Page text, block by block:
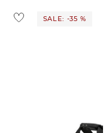
SALE: -35 %